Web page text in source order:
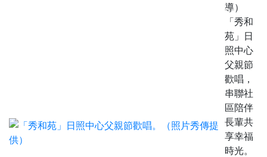
導）
「秀和
苑」日
照中心
父親節
歡唱，
串聯社
區陪伴
長輩共
享幸福
時光。